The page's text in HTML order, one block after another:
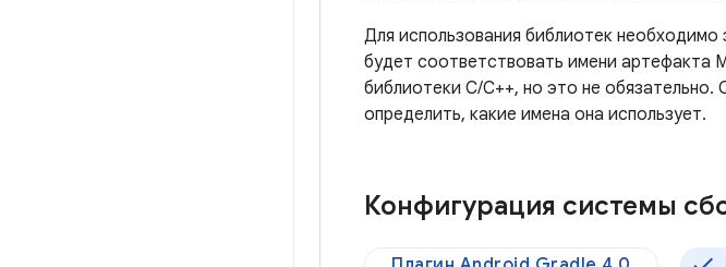
Для использования библиотек
будет соответствовать имени артефакта
библиотеки C/C++, но это не
определить, какие имена она использует.
Конфигурация системы